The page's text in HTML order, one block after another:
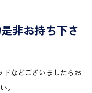
非お持ち下さ
ドなどございましたらお
。